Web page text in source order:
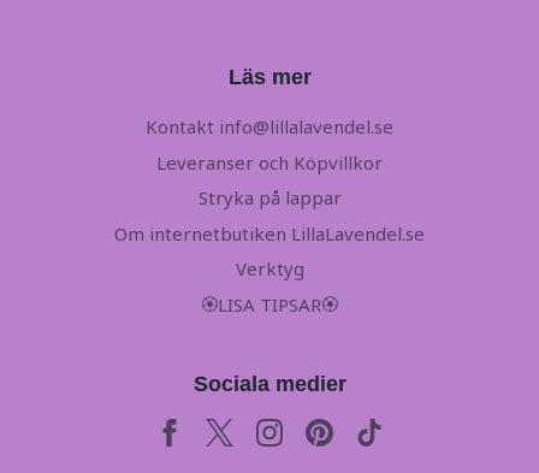
Läs mer
Kontakt info@lillalavendel.se
Leveranser och Köpvillkor
Stryka på lappar
Om internetbutiken LillaLavendel.se
Verktyg
🏵LISA TIPSAR🏵
Sociala medier